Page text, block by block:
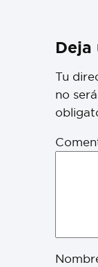
Deja
Tu
no